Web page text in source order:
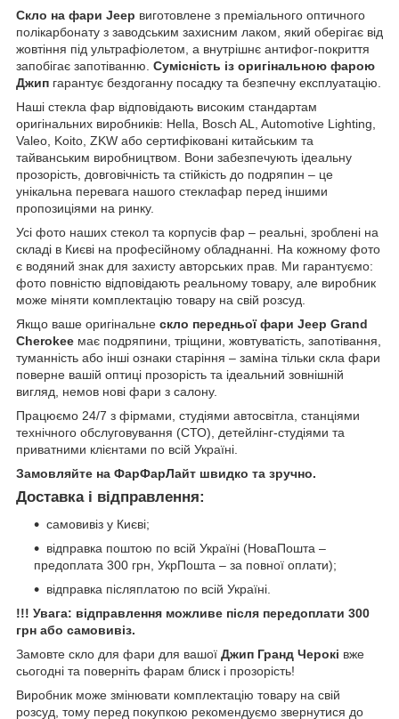
Скло на фари Jeep виготовлене з преміального оптичного
полікарбонату з заводським захисним лаком, який оберігає від
жовтіння під ультрафіолетом, а внутрішнє антифог-покриття
запобігає запотіванню. Сумісність із оригінальною фарою
Джип гарантує бездоганну посадку та безпечну експлуатацію.
Наші стекла фар відповідають високим стандартам
оригінальних виробників: Hella, Bosch AL, Automotive Lighting,
Valeo, Koito, ZKW або сертифіковані китайським та
тайванським виробництвом. Вони забезпечують ідеальну
прозорість, довговічність та стійкість до подряпин – це
унікальна перевага нашого стеклафар перед іншими
пропозиціями на ринку.
Усі фото наших стекол та корпусів фар – реальні, зроблені на
складі в Києві на професійному обладнанні. На кожному фото
є водяний знак для захисту авторських прав. Ми гарантуємо:
фото повністю відповідають реальному товару, але виробник
може міняти комплектацію товару на свій розсуд.
Якщо ваше оригінальне скло передньої фари Jeep Grand
Cherokee має подряпини, тріщини, жовтуватість, запотівання,
туманність або інші ознаки старіння – заміна тільки скла фари
поверне вашій оптиці прозорість та ідеальний зовнішній
вигляд, немов нові фари з салону.
Працюємо 24/7 з фірмами, студіями автосвітла, станціями
технічного обслуговування (СТО), детейлінг-студіями та
приватними клієнтами по всій Україні.
Замовляйте на ФарФарЛайт швидко та зручно.
Доставка і відправлення:
самовивіз у Києві;
відправка поштою по всій Україні (НоваПошта –
предоплата 300 грн, УкрПошта – за повної оплати);
відправка післяплатою по всій Україні.
!!! Увага: відправлення можливе після передоплати 300
грн або самовивіз.
Замовте скло для фари для вашої Джип Гранд Черокі вже
сьогодні та поверніть фарам блиск і прозорість!
Виробник може змінювати комплектацію товару на свій
розсуд, тому перед покупкою рекомендуємо звернутися до